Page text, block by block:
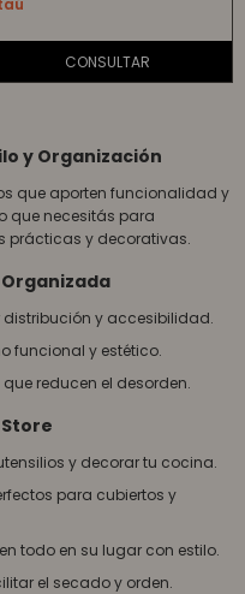
y Organización
que aporten funcionalidad y
que necesitás para
prácticas y decorativas.
distribución y accesibilidad.
funcional y estético.
reducen el desorden.
y decorar tu cocina.
para cubiertos y
todo en su lugar con estilo.
el secado y orden.